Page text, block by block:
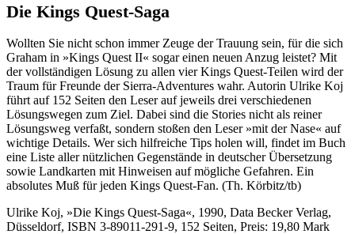
Die Kings Quest-Saga
Wollten Sie nicht schon immer Zeuge der Trauung sein, für die sich
Graham in »Kings Quest II« sogar einen neuen Anzug leistet? Mit
der vollständigen Lösung zu allen vier Kings Quest-Teilen wird der
Traum für Freunde der Sierra-Adventures wahr. Autorin Ulrike Koj
führt auf 152 Seiten den Leser auf jeweils drei verschiedenen
Lösungswegen zum Ziel. Dabei sind die Stories nicht als reiner
Lösungsweg verfaßt, sondern stoßen den Leser »mit der Nase« auf
wichtige Details. Wer sich hilfreiche Tips holen will, findet im Buch
eine Liste aller nützlichen Gegenstände in deutscher Übersetzung
sowie Landkarten mit Hinweisen auf mögliche Gefahren. Ein
absolutes Muß für jeden Kings Quest-Fan. (Th. Körbitz/tb)
Ulrike Koj, »Die Kings Quest-Saga«, 1990, Data Becker Verlag,
Düsseldorf, ISBN 3-89011-291-9, 152 Seiten, Preis: 19,80 Mark